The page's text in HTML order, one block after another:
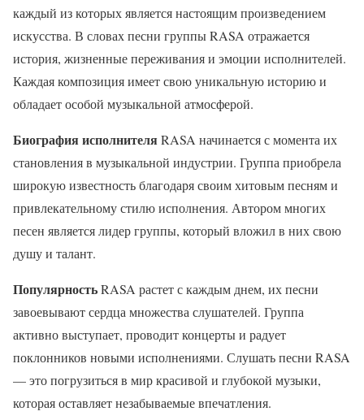
каждый из которых является настоящим произведением
искусства. В словах песни группы RASA отражается
история, жизненные переживания и эмоции исполнителей.
Каждая композиция имеет свою уникальную историю и
обладает особой музыкальной атмосферой.
Биография исполнителяRASA начинается с момента их
становления в музыкальной индустрии. Группа приобрела
широкую известность благодаря своим хитовым песням и
привлекательному стилю исполнения. Автором многих
песен является лидер группы, который вложил в них свою
душу и талант.
ПопулярностьRASA растет с каждым днем, их песни
завоевывают сердца множества слушателей. Группа
активно выступает, проводит концерты и радует
поклонников новыми исполнениями. Слушать песни RASA
— это погрузиться в мир красивой и глубокой музыки,
которая оставляет незабываемые впечатления.